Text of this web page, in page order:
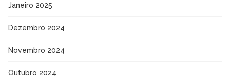
Janeiro 2025
Dezembro 2024
Novembro 2024
Outubro 2024